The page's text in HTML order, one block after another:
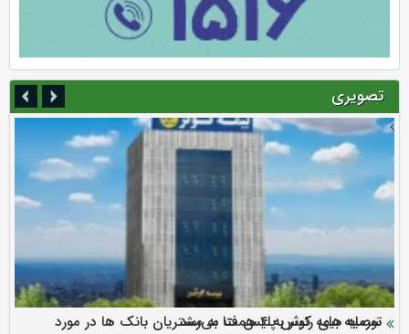
تصویری
ارزش سهام عدالت بالا رفت
سرمایه بیمه کوثر به ۴ همت می‌رسد
نود ثانیه با فولاد سنگان
تقدیر دبیرکل سندیکای بیمه گران ایران از اقدامات مدیرعامل بیمه
توصیه های رئیس پلیس فتا به مشتریان بانک ها در مورد